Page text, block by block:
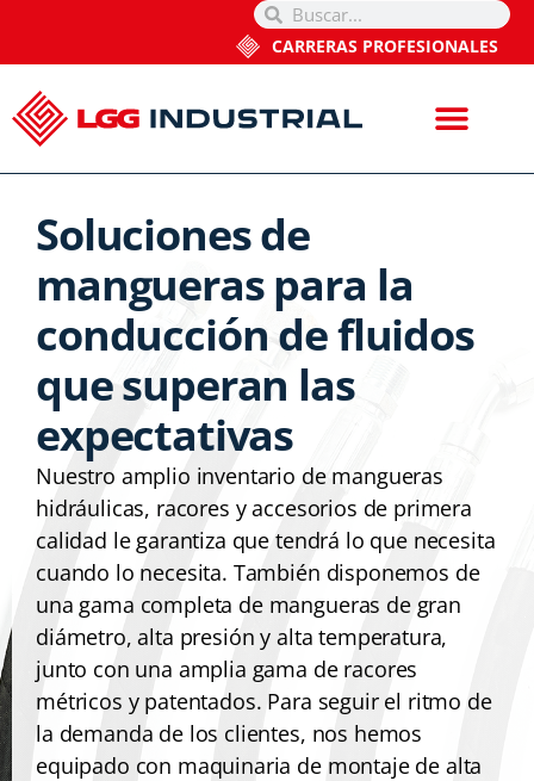
CARRERAS PROFESIONALES
Soluciones de
mangueras para la
conducción de fluidos
que superan las
expectativas
Nuestro amplio inventario de mangueras
hidráulicas, racores y accesorios de primera
calidad le garantiza que tendrá lo que necesita
cuando lo necesita. También disponemos de
una gama completa de mangueras de gran
diámetro, alta presión y alta temperatura,
junto con una amplia gama de racores
métricos y patentados. Para seguir el ritmo de
la demanda de los clientes, nos hemos
equipado con maquinaria de montaje de alta